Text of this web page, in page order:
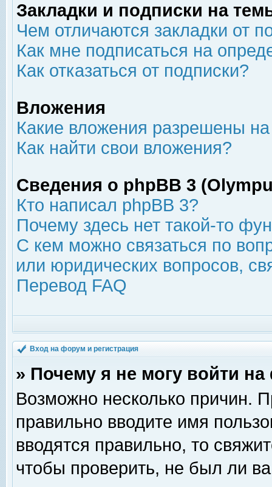
Закладки и подписки на
Чем отличаются закладки от
Как мне подписаться на
Как отказаться от подписки?
Вложения
Какие вложения разрешены
Как найти свои вложения?
Сведения о phpBB 3
Кто написал phpBB 3?
Почему здесь нет такой-то
С кем можно связаться по
или юридических вопросов,
Перевод FAQ
Вход на форум и регистрация
» Почему я не могу войти
Возможно несколько причин.
правильно вводите имя
вводятся правильно, то
чтобы проверить, не был ли